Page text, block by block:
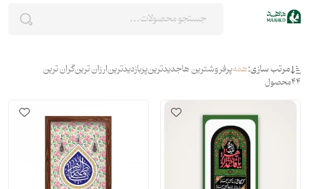
مرتب سازی:همهپرفروشترین هاجدیدترینپربازدیدترینارزان ترینگران ترین
44محصول